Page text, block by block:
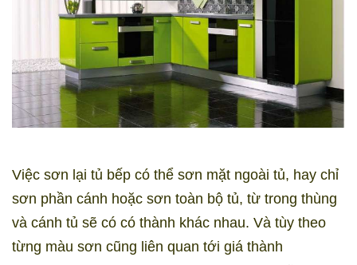
Việc sơn lại tủ bếp có thể sơn mặt ngoài tủ, hay chỉ
sơn phần cánh hoặc sơn toàn bộ tủ, từ trong thùng
và cánh tủ sẽ có có thành khác nhau. Và tùy theo
từng màu sơn cũng liên quan tới giá thành